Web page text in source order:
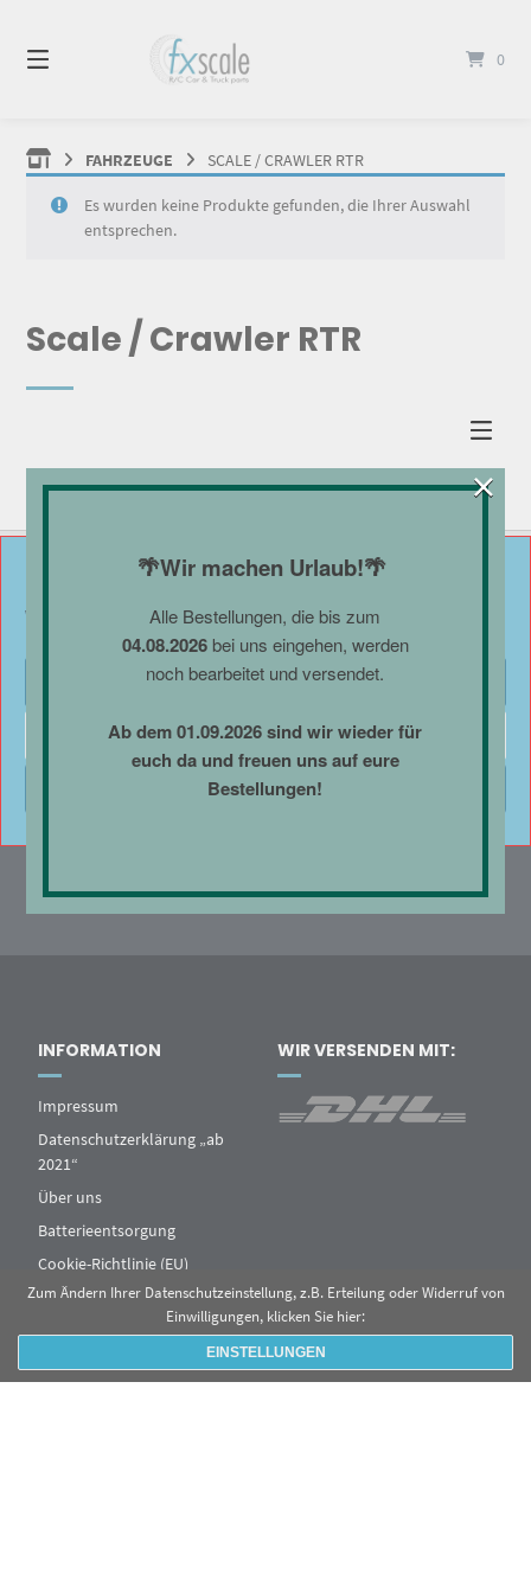
Cookie-Zustimmung verwalten
Wir verwenden Cookies, um unsere Website und unseren Service zu optimieren.
Cookies akzeptieren
Ablehnen
Einstellungen anzeigen
zum
0
FAHRZEUGE SCALE / CRAWLER RTR
Scale / Crawler RTR
Es wurden keine Produkte gefunden, die Ihrer Auswahl
entsprechen.
* Alle Preise enthalten Steuern und Abgaben. Als Kleinunternehmer gemäß
ggf. Nachnahmegebühren, wenn nicht anders beschrieben.Für alle in
diesem Shop angebotenen Artikel gilt:
unter Aufsicht Erwachsener geeignet.
Erstickungsgefahr aufgrund verschluckbare Kleinteile
INFORMATION
Impressum
Datenschutzerklärung „ab
2021“
Über uns
Batterieentsorgung
Cookie-Richtlinie (EU)
WIR VERSENDEN MIT:
🌴Wir machen Urlaub!🌴
Alle Bestellungen, die bis zum
04.08.2026bei uns eingehen, werden
noch bearbeitet und versendet.
Ab dem 01.09.2026 sind wir wieder für
euch da und freuen uns auf eure
Bestellungen!
×
Zum Ändern Ihrer Datenschutzeinstellung, z.B. Erteilung oder Widerruf von
Einwilligungen, klicken Sie hier:
EINSTELLUNGEN